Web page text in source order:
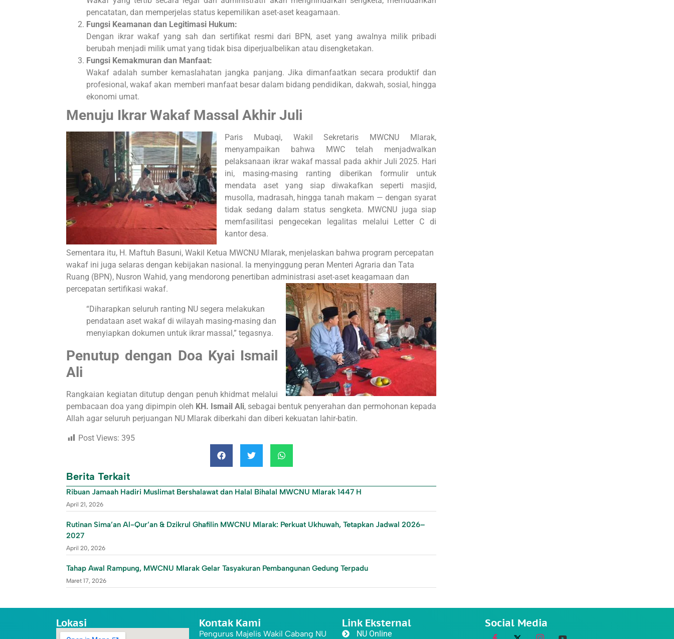
pencatatan, dan memperjelas status kepemilikan aset-aset keagamaan.
Fungsi Keamanan dan Legitimasi Hukum:
Dengan ikrar wakaf yang sah dan sertifikat resmi dari BPN, aset yang awalnya milik pribadi
berubah menjadi milik umat yang tidak bisa diperjualbelikan atau disengketakan.
Fungsi Kemakmuran dan Manfaat:
Wakaf adalah sumber kemaslahatan jangka panjang. Jika dimanfaatkan secara produktif dan
profesional, wakaf akan memberi manfaat besar dalam bidang pendidikan, dakwah, sosial, hingga
ekonomi umat.
Menuju Ikrar Wakaf Massal Akhir Juli
Paris Mubaqi, Wakil Sekretaris MWCNU Mlarak,
menyampaikan bahwa MWC telah menjadwalkan
pelaksanaan ikrar wakaf massal pada akhir Juli 2025. Hari
ini, masing-masing ranting diberikan formulir untuk
mendata aset yang siap diwakafkan seperti masjid,
musolla, madrasah, hingga tanah makam — dengan syarat
tidak sedang dalam status sengketa. MWCNU juga siap
memfasilitasi pengecekan legalitas melalui Letter C di
kantor desa.
Sementara itu, H. Maftuh Basuni, Wakil Ketua MWCNU Mlarak, menjelaskan bahwa program percepatan
wakaf ini juga selaras dengan kebijakan nasional. Ia menyinggung peran Menteri Agraria dan Tata
Ruang (BPN), Nusron Wahid, yang mendorong penertiban administrasi aset-aset keagamaan dan
percepatan sertifikasi wakaf.
“Diharapkan seluruh ranting NU segera melakukan
pendataan aset wakaf di wilayah masing-masing dan
menyiapkan dokumen untuk ikrar massal,” tegasnya.
Penutup dengan Doa Kyai Ismail
Ali
Rangkaian kegiatan ditutup dengan penuh khidmat melalui
pembacaan doa yang dipimpin oleh KH. Ismail Ali, sebagai bentuk penyerahan dan permohonan kepada
Allah agar seluruh perjuangan NU Mlarak diberkahi dan diberi kekuatan lahir-batin.
Post Views: 395
Berita Terkait
Ribuan Jamaah Hadiri Muslimat Bershalawat dan Halal Bihalal MWCNU Mlarak 1447 H
April 21, 2026
Rutinan Sima’an Al-Qur’an & Dzikrul Ghafilin MWCNU Mlarak: Perkuat Ukhuwah, Tetapkan Jadwal 2026–
2027
April 20, 2026
Tahap Awal Rampung, MWCNU Mlarak Gelar Tasyakuran Pembangunan Gedung Terpadu
Maret 17, 2026
Lokasi Kontak Kami
Pengurus Majelis Wakil Cabang NU
Link Eksternal
NU Online
Social Media